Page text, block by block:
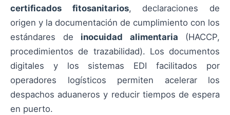
certificados fitosanitarios, declaraciones de
origen y la documentación de cumplimiento con los
estándares de inocuidad alimentaria (HACCP,
procedimientos de trazabilidad). Los documentos
digitales y los sistemas EDI facilitados por
operadores logísticos permiten acelerar los
despachos aduaneros y reducir tiempos de espera
en puerto.